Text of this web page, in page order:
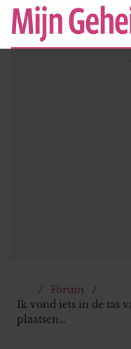
Forum
Ik vond iets in de tas
plaatsen…